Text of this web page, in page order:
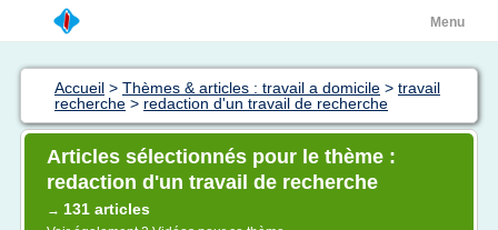
Menu
Accueil > Thèmes & articles : travail a domicile > travail
recherche > redaction d'un travail de recherche
Articles sélectionnés pour le thème :
redaction d'un travail de recherche
→ 131 articles